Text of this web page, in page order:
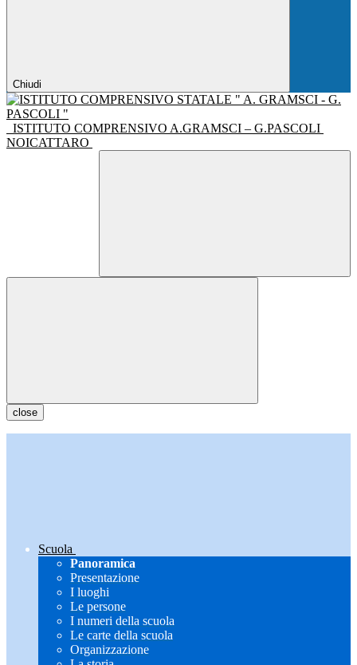
Chiudi
ISTITUTO COMPRENSIVO A.GRAMSCI – G.PASCOLI
NOICATTARO
close
Scuola
Panoramica
Presentazione
I luoghi
Le persone
I numeri della scuola
Le carte della scuola
Organizzazione